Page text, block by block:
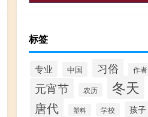
标签
专业 中国 习俗 作者
元宵节 农历 冬天
唐代 塑料 学校 孩子